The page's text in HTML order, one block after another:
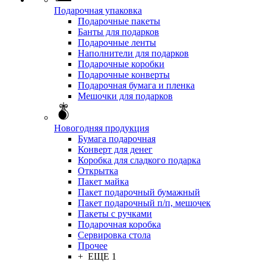
Подарочная упаковка
Подарочные пакеты
Банты для подарков
Подарочные ленты
Наполнители для подарков
Подарочные коробки
Подарочные конверты
Подарочная бумага и пленка
Мешочки для подарков
Новогодняя продукция
Бумага подарочная
Конверт для денег
Коробка для сладкого подарка
Открытка
Пакет майка
Пакет подарочный бумажный
Пакет подарочный п/п, мешочек
Пакеты с ручками
Подарочная коробка
Сервировка стола
Прочее
+ ЕЩЕ 1